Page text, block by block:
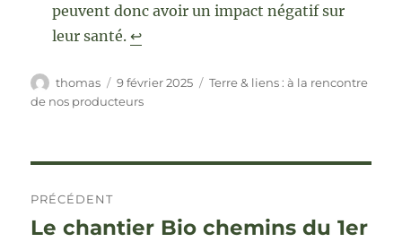
peuvent donc avoir un impact négatif sur
leur santé. ↩︎
Auteur
thomas
Publié
le
9 février 2025 Catégories
Terre & liens : à la rencontre
de nos producteurs
de
PRÉCÉDENT
Publication
Le chantier Bio chemins du 1er